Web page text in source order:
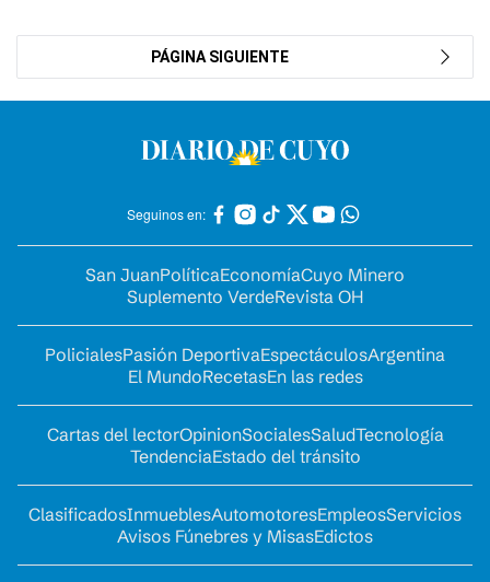
PÁGINA SIGUIENTE
Seguinos en:
San JuanPolíticaEconomíaCuyo Minero
Suplemento VerdeRevista OH
PolicialesPasión DeportivaEspectáculosArgentina
El MundoRecetasEn las redes
Cartas del lectorOpinionSocialesSaludTecnología
TendenciaEstado del tránsito
ClasificadosInmueblesAutomotoresEmpleosServicios
Avisos Fúnebres y MisasEdictos